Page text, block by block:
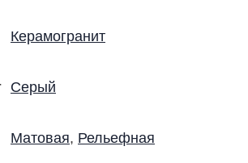
Керамогранит
Серый
Матовая, Рельефная